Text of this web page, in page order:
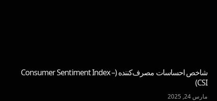
شاخص احساسات مصرف‌کننده (Consumer Sentiment Index –
CSI)
مارس 24, 2025